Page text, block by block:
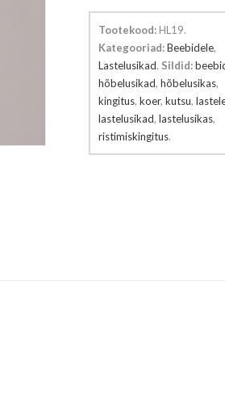
Tootekood: HL19.
Kategooriad:Beebidele,
Lastelusikad. Sildid:
hõbelusikad, hõbelusikas,
kingitus, koer, kutsu,
lastelusikad, lastelusikas,
ristimiskingitus.